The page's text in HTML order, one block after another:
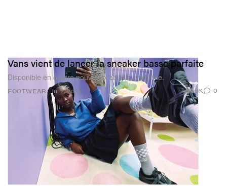
FOOTWEAR
Vans vient de lancer la sneaker basse parfaite
Disponible en quatre nouveaux coloris tendance.
Jul 2, 2026 1.9K 0